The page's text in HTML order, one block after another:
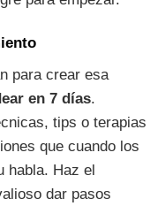
para crear esa
en 7 días.
tips o terapias
que cuando los
habla. Haz el
dar pasos